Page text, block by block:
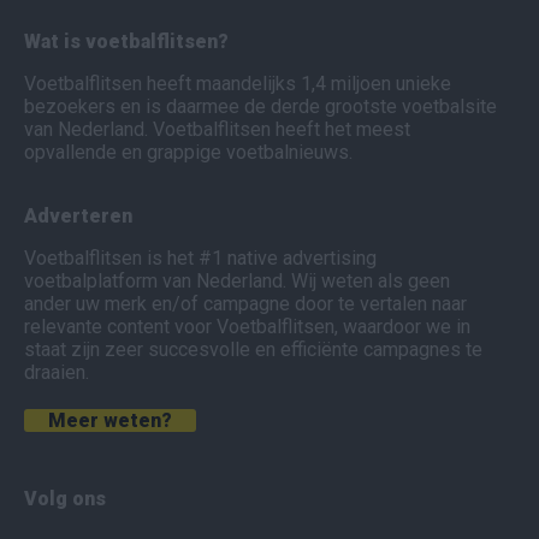
Wat is voetbalflitsen?
Voetbalflitsen heeft maandelijks 1,4 miljoen unieke
bezoekers en is daarmee de derde grootste voetbalsite
van Nederland. Voetbalflitsen heeft het meest
opvallende en grappige voetbalnieuws.
Adverteren
Voetbalflitsen is het #1 native advertising
voetbalplatform van Nederland. Wij weten als geen
ander uw merk en/of campagne door te vertalen naar
relevante content voor Voetbalflitsen, waardoor we in
staat zijn zeer succesvolle en efficiënte campagnes te
draaien.
Meer weten?
Volg ons